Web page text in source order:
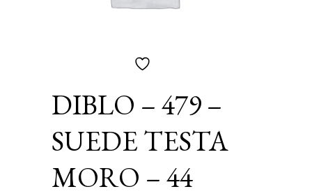
DIBLO – 479 –
SUEDE TESTA
MORO – 44